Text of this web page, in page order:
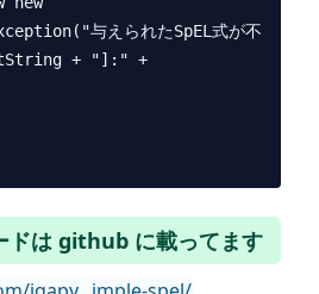
与えられたSpEL式が不
+ "]:" +
ドは github に載ってます